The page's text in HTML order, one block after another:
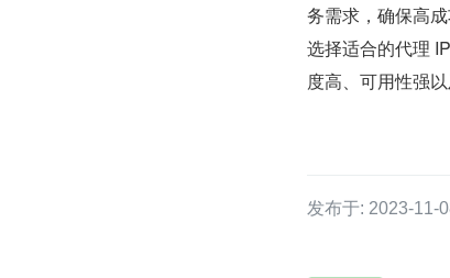
务需求，确保高成
选择适合的代理
度高、可用性强
发布于: 2023-11-